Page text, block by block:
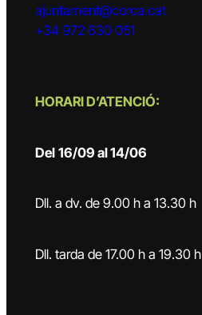
ajuntament@corca.cat
+34 972 630 051
HORARI D’ATENCIÓ:
Del 16/09 al 14/06
Dll. a dv. de 9.00 h a 13.30 h
Dll. tarda de 17.00 h a 19.30 h